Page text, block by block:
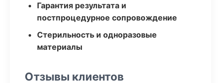
Гарантия результата и
постпроцедурное сопровождение
Стерильность и одноразовые
материалы
Отзывы клиентов